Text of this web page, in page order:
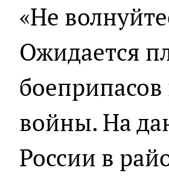
«Не
Ожидается
войны. На
России в